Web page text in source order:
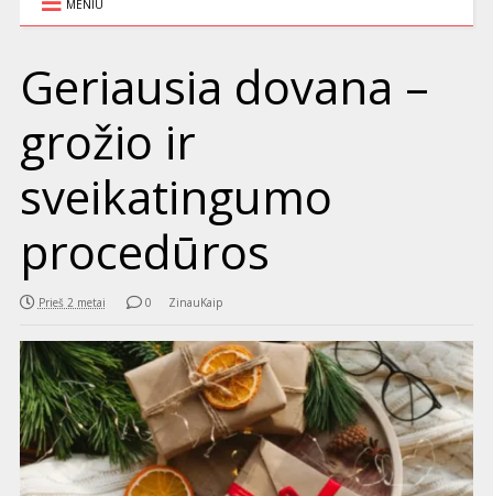
MENIU
Geriausia dovana –
grožio ir
sveikatingumo
procedūros
Prieš 2 metai 0 ZinauKaip